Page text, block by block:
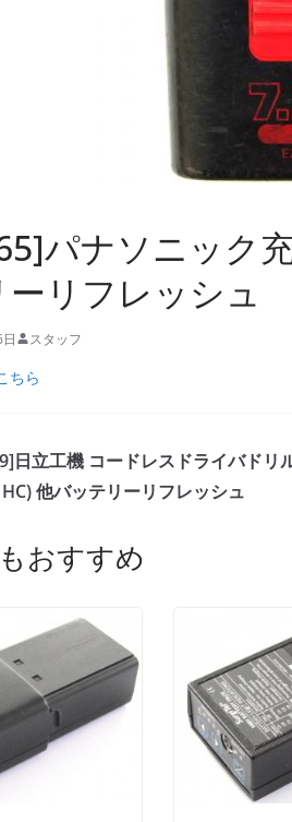
パナソニック
ーリフレッシュ
スタッフ
ちら
日立工機 コードレスドライバドリ
他バッテリーリフレッシュ
おすすめ